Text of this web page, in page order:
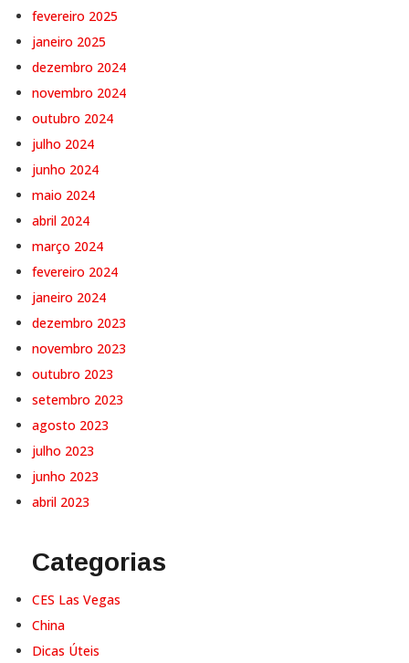
fevereiro 2025
janeiro 2025
dezembro 2024
novembro 2024
outubro 2024
julho 2024
junho 2024
maio 2024
abril 2024
março 2024
fevereiro 2024
janeiro 2024
dezembro 2023
novembro 2023
outubro 2023
setembro 2023
agosto 2023
julho 2023
junho 2023
abril 2023
Categorias
CES Las Vegas
China
Dicas Úteis